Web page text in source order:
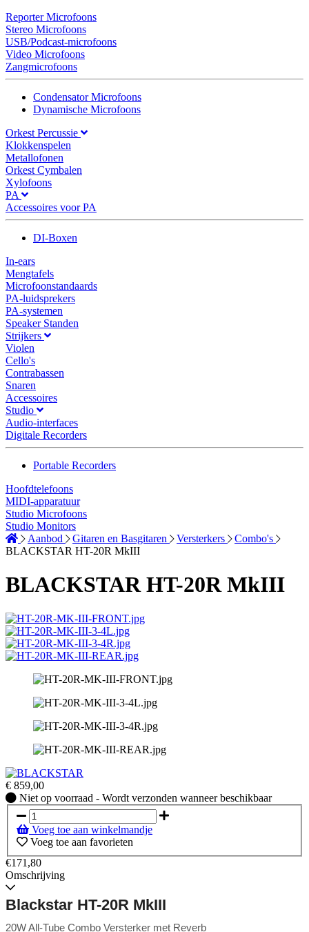
Reporter Microfoons
Stereo Microfoons
USB/Podcast-microfoons
Video Microfoons
Zangmicrofoons
Condensator Microfoons
Dynamische Microfoons
Orkest Percussie
Klokkenspelen
Metallofonen
Orkest Cymbalen
Xylofoons
PA
Accessoires voor PA
DI-Boxen
In-ears
Mengtafels
Microfoonstandaards
PA-luidsprekers
PA-systemen
Speaker Standen
Strijkers
Violen
Cello's
Contrabassen
Snaren
Accessoires
Studio
Audio-interfaces
Digitale Recorders
Portable Recorders
Hoofdtelefoons
MIDI-apparatuur
Studio Microfoons
Studio Monitors
Aanbod
Gitaren en Basgitaren Versterkers
Combo's
BLACKSTAR HT-20R MkIII
BLACKSTAR HT-20R MkIII
€ 859,00
Niet
op
voorraad
-
Wordt
verzonden
wanneer
beschikbaar
Niet op voorraad - Wordt verzonden wanneer beschikbaar
Voeg toe aan winkelmandje
Voeg toe aan favorieten
€171,80
Omschrijving
Blackstar HT-20R MkIII
20W All-Tube Combo Versterker met Reverb